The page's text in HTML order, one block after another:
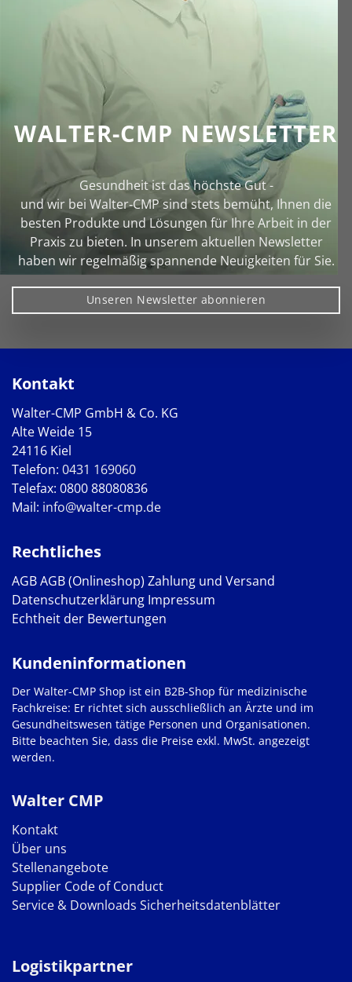
WALTER-CMP NEWSLETTER
Gesundheit ist das höchste Gut -
und wir bei Walter‑CMP sind stets bemüht, Ihnen die
besten Produkte und Lösungen für Ihre Arbeit in der
Praxis zu bieten. In unserem aktuellen Newsletter
haben wir regelmäßig spannende Neuigkeiten für Sie.
Unseren Newsletter abonnieren
Kontakt
Walter-CMP GmbH & Co. KG
Alte Weide 15
24116 Kiel
Telefon: 0431 169060
Telefax: 0800 88080836
Mail: info@walter-cmp.de
Rechtliches
AGBAGB (Onlineshop) Zahlung und Versand
Datenschutzerklärung Impressum
Echtheit der Bewertungen
Walter CMP
Kontakt
Über uns
Stellenangebote
Supplier Code of Conduct
Service & Downloads Sicherheitsdatenblätter
Kundeninformationen
Der Walter-CMP Shop ist ein B2B-Shop für medizinische
Fachkreise: Er richtet sich ausschließlich an Ärzte und im
Gesundheitswesen tätige Personen und Organisationen.
Bitte beachten Sie, dass die Preise exkl. MwSt. angezeigt
werden.
Logistikpartner